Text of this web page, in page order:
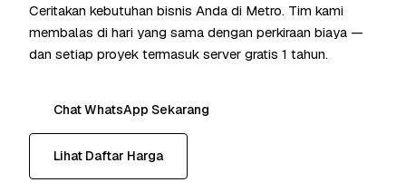
Ceritakan kebutuhan bisnis Anda di Metro. Tim kami
membalas di hari yang sama dengan perkiraan biaya —
dan setiap proyek termasuk server gratis 1 tahun.
Chat WhatsApp Sekarang
Lihat Daftar Harga